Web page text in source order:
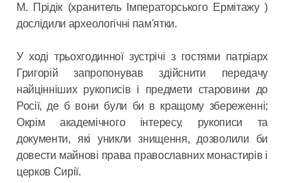
М. Прідік (хранитель Імператорського Ермітажу )
дослідили археологічні пам'ятки.
У ході трьохгодинної зустрічі з гостями патріарх
Григорій запропонував здійснити передачу
найцінніших рукописів і предмети старовини до
Росії, де б вони були би в кращому збереженні;
Окрім академічного інтересу, рукописи та
документи, які уникли знищення, дозволили би
довести майнові права православних монастирів і
церков Сирії.